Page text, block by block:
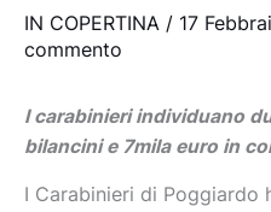
IN COPERTINA / 17
commento
I carabinieri individuano
bilancini e 7mila euro in
I Carabinieri di Poggiardo